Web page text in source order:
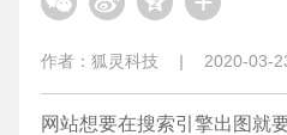
作者： 狐灵科技 | 2020-03-
网站想要在搜索引擎出图就